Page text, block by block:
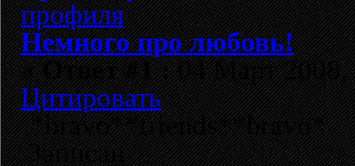
Немного про любовь!
«Ответ #1 :04 Март 2008,
Цитировать
*bravo**friends**bravo*
Записан